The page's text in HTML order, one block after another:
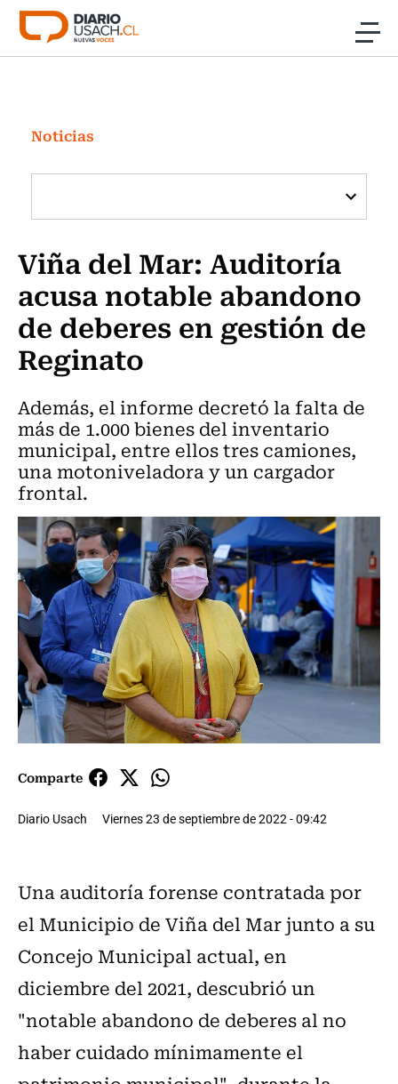
Click acá para ir directamente al contenido
Investigación
Cultura
Programas Radio y TV Usach
Noticias
Viña del Mar: Auditoría
acusa notable abandono
de deberes en gestión de
Reginato
Además, el informe decretó la falta de
más de 1.000 bienes del inventario
municipal, entre ellos tres camiones,
una motoniveladora y un cargador
frontal.
Comparte
Diario Usach Viernes 23 de septiembre de 2022 - 09:42
Una auditoría forense contratada por
el Municipio de Viña del Mar junto a su
Concejo Municipal actual, en
diciembre del 2021, descubrió un
"notable abandono de deberes al no
haber cuidado mínimamente el